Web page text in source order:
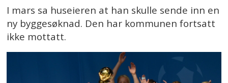
I mars sa huseieren at han skulle sende inn en
ny byggesøknad. Den har kommunen fortsatt
ikke mottatt.